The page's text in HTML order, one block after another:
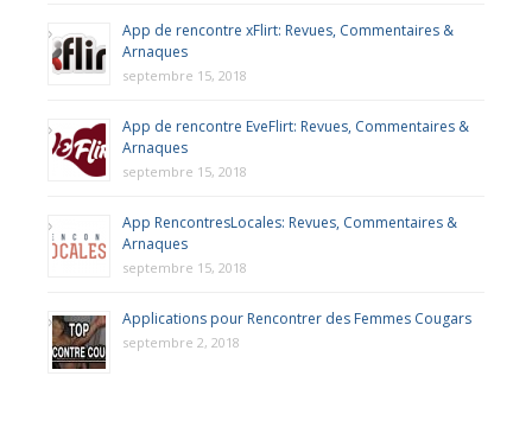
App de rencontre xFlirt: Revues, Commentaires &
Arnaques
septembre 15, 2018
App de rencontre EveFlirt: Revues, Commentaires &
Arnaques
septembre 15, 2018
App RencontresLocales: Revues, Commentaires &
Arnaques
septembre 15, 2018
Applications pour Rencontrer des Femmes Cougars
septembre 2, 2018